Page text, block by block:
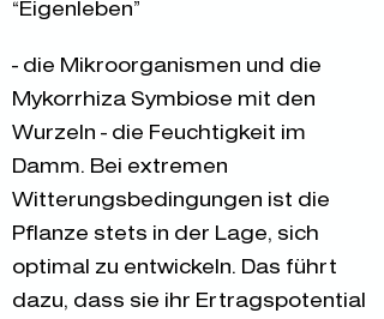
„Eigenleben“
- die Mikroorganismen und die
Mykorrhiza Symbiose mit den
Wurzeln - die Feuchtigkeit im
Damm. Bei extremen
Witterungsbedingungen ist die
Pflanze stets in der Lage, sich
optimal zu entwickeln. Das führt
dazu, dass sie ihr Ertragspotential